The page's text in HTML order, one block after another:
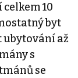
10
byt
ubytování až
s
se